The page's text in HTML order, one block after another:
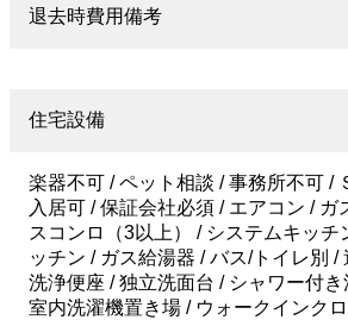
退去時費用備考
住宅設備
楽器不可 / ペット相談 / 事務所不可 /
入居可 / 保証会社必須 / エアコン / ガ
スコンロ（3以上） / システムキッチ
ッチン / ガス給湯器 / バス/トイレ別 /
洗浄便座 / 独立洗面台 / シャワー付
室内洗濯機置き場 / ウォークインク